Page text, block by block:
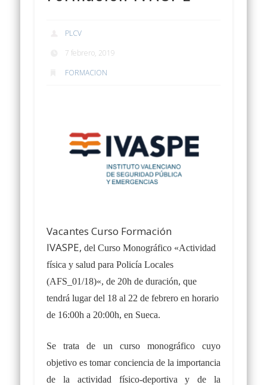
PLCV
7 febrero, 2019
FORMACION
Vacantes Curso Formación
IVASPE,del Curso Monográfico «Actividad
física y salud para Policía Locales
(AFS_01/18)«, de 20h de duración, que
tendrá lugardel 18 al 22 de febrero en horario
de 16:00h a 20:00h,en Sueca.
Se trata de un curso monográfico cuyo
objetivo es tomar conciencia de la importancia
de la actividad físico-deportiva y de la